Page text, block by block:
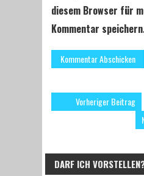
diesem Browser für
Kommentar
Vorheriger Beitrag
DARF ICH